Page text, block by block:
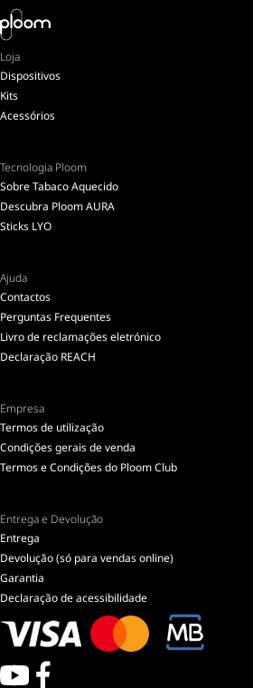
Loja
Dispositivos
Kits
Acessórios
Tecnologia Ploom
Sobre Tabaco Aquecido
Descubra Ploom AURA
Sticks LYO
Ajuda
Contactos
Perguntas Frequentes
Livro de reclamações eletrónico
Declaração REACH
Empresa
Termos de utilização
Condições gerais de venda
Termos e Condições do Ploom Club
Entrega e Devolução
Entrega
Devolução (só para vendas online)
Garantia
Declaração de acessibilidade